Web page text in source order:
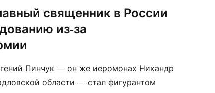
священник в России
из-за
Пинчук — он же иеромонах Никандр
области — стал фигурантом